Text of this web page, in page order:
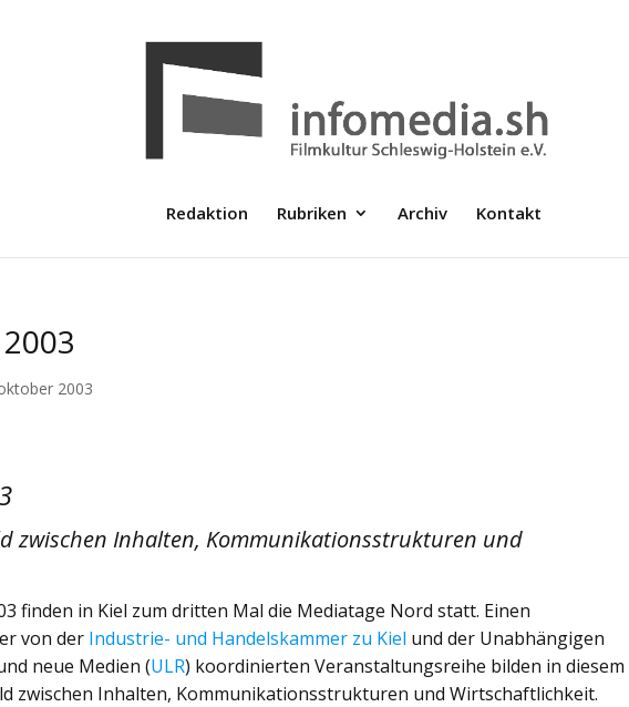
Redaktion Rubriken Archiv Kontakt
2003
zwischen Inhalten, Kommunikationsstrukturen und
finden in Kiel zum dritten Mal die Mediatage Nord statt. Einen
von der Industrie- und Handelskammer zu Kiel und der Unabhängigen
neue Medien (ULR) koordinierten Veranstaltungsreihe bilden in diesem
zwischen Inhalten, Kommunikationsstrukturen und Wirtschaftlichkeit.